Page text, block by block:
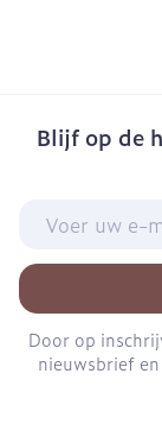
Blijf op de
Door op
nieuwsbrief